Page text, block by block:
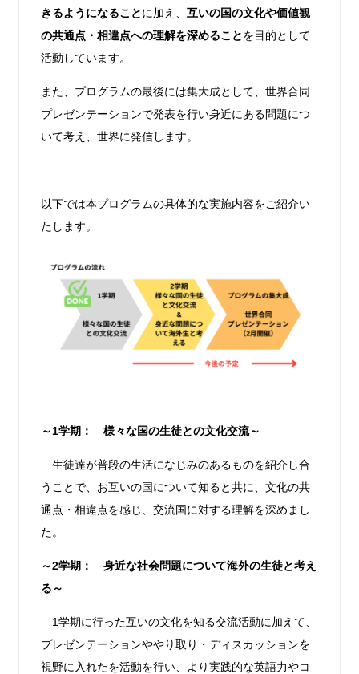
きるようになることに加え、互いの国の文化や価値観
の共通点・相違点への理解を深めることを目的として
活動しています。
また、プログラムの最後には集大成として、世界合同
プレゼンテーションで発表を行い身近にある問題につ
いて考え、世界に発信します。
以下では本プログラムの具体的な実施内容をご紹介い
たします。
～1学期： 様々な国の生徒との文化交流～
生徒達が普段の生活になじみのあるものを紹介し合
うことで、お互いの国について知ると共に、文化の共
通点・相違点を感じ、交流国に対する理解を深めまし
た。
～2学期： 身近な社会問題について海外の生徒と考え
る～
1学期に行った互いの文化を知る交流活動に加えて、
プレゼンテーションややり取り・ディスカッションを
視野に入れたを活動を行い、より実践的な英語力やコ